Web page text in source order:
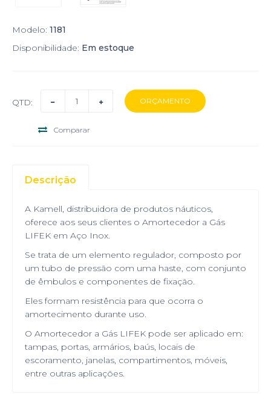
Modelo: 1181
Disponibilidade: Em estoque
QTD:
Comparar
Descrição
A Kamell, distribuidora de produtos náuticos,
oferece aos seus clientes o Amortecedor a Gás
LIFEK em Aço Inox.
Se trata de um elemento regulador, composto por
um tubo de pressão com uma haste, com conjunto
de êmbulos e componentes de fixação.
Eles formam resistência para que ocorra o
amortecimento durante uso.
O Amortecedor a Gás LIFEK pode ser aplicado em:
tampas, portas, armários, baús, locais de
escoramento, janelas, compartimentos, móveis,
entre outras aplicações.